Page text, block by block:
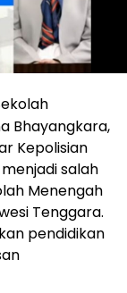
Bhayangkara,
Kepolisian
salah
Menengah
Tenggara.
pendidikan